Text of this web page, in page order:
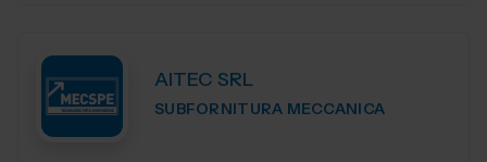
AITEC SRL
SUBFORNITURA MECCANICA